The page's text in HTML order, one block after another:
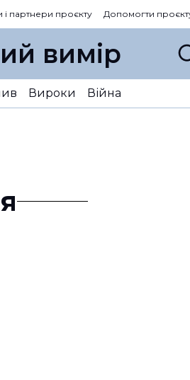
партнери проєкту Допомогти
вимір
Вироки Війна